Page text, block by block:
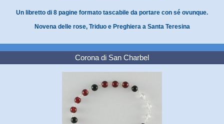
Un libretto di 8 pagine formato tascabile da portare con sé ovunque.
Novena delle rose, Triduo e Preghiera a Santa Teresina
Corona di San Charbel